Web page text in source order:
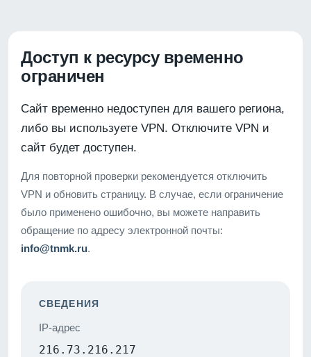
Доступ к ресурсу временно
ограничен
Сайт временно недоступен для вашего региона,
либо вы используете VPN. Отключите VPN и
сайт будет доступен.
Для повторной проверки рекомендуется отключить
VPN и обновить страницу. В случае, если ограничение
было применено ошибочно, вы можете направить
обращение по адресу электронной почты:
info@tnmk.ru.
СВЕДЕНИЯ
IP-адрес
216.73.216.217